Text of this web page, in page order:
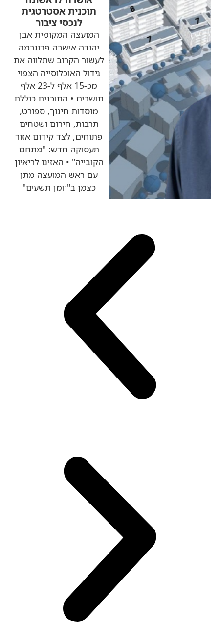
תוכנית אסטרטגית
לנכסי ציבור
המועצה המקומית אבן
יהודה אישרה פרוגרמה
לעשור הקרוב שתלווה את
גידול האוכלוסייה הצפוי
מכ-15 אלף ל-23 אלף
תושבים • התוכנית כוללת
מוסדות חינוך, ספורט,
תרבות, חירום ושטחים
פתוחים, לצד קידום אזור
תעסוקה חדש: "מתחם
הקובייה" • האזינו לריאיון
עם ראש המועצה מתן
כצמן ב"יומן תשעים"